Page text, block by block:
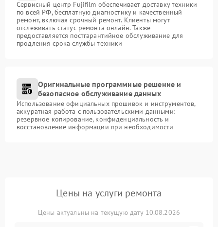
Сервисный центр Fujifilm обеспечивает доставку техники
по всей РФ, бесплатную диагностику и качественный
ремонт, включая срочный ремонт. Клиенты могут
отслеживать статус ремонта онлайн. Также
предоставляется постгарантийное обслуживание для
продления срока службы техники
Оригинальные программные решение и
безопасное обслуживание данных
Использование официальных прошивок и инструментов,
аккуратная работа с пользовательскими данными:
резервное копирование, конфиденциальность и
восстановление информации при необходимости
Цены на услуги ремонта
Цены актуальны на текущую дату 10.08.2026